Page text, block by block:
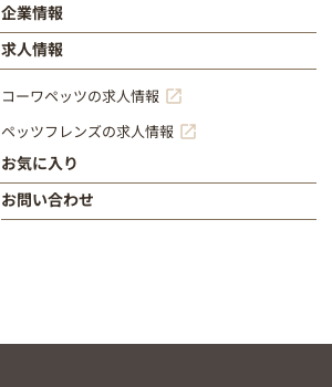
企業情報
求人情報
コーワペッツの求人情報
ペッツフレンズの求人情報
お気に入り
お問い合わせ